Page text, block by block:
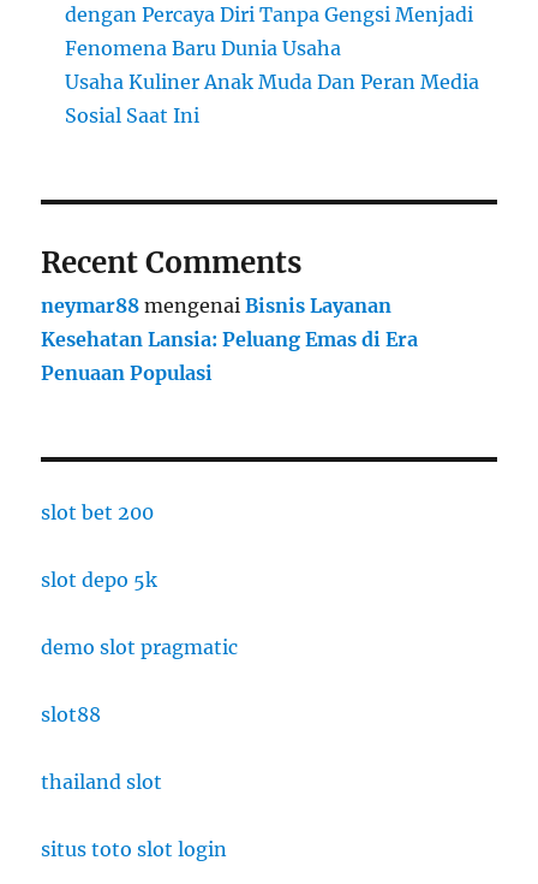
dengan Percaya Diri Tanpa Gengsi Menjadi
Fenomena Baru Dunia Usaha
Usaha Kuliner Anak Muda Dan Peran Media
Sosial Saat Ini
Recent Comments
neymar88 mengenaiBisnis Layanan
Kesehatan Lansia: Peluang Emas di Era
Penuaan Populasi
slot bet 200
slot depo 5k
demo slot pragmatic
slot88
thailand slot
situs toto slot login